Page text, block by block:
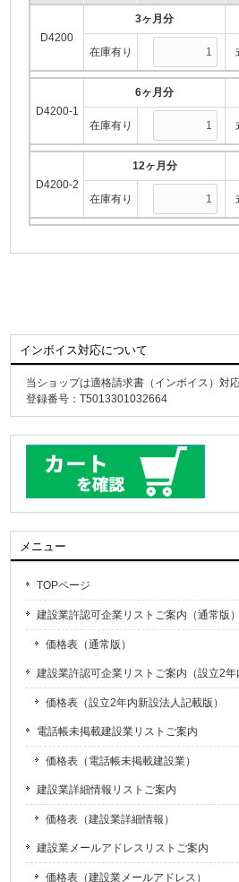
D4200
3ヶ月分
在庫有り
D4200-1
6ヶ月分
在庫有り
D4200-2
12ヶ月分
在庫有り
インボイス対応について
当ショップは適格請求書（インボイス）対
登録番号：T5013301032664
メニュー
TOPページ
建設業許認可企業リストご案内（通常版）
価格表（通常版）
建設業許認可企業リストご案内（設立2年
価格表（設立2年内新設法人記載版）
電話帳未掲載建設業リストご案内
価格表（電話帳未掲載建設業）
建設業詳細情報リストご案内
価格表（建設業詳細情報）
建設業メールアドレスリストご案内
価格表（建設業メールアドレス）